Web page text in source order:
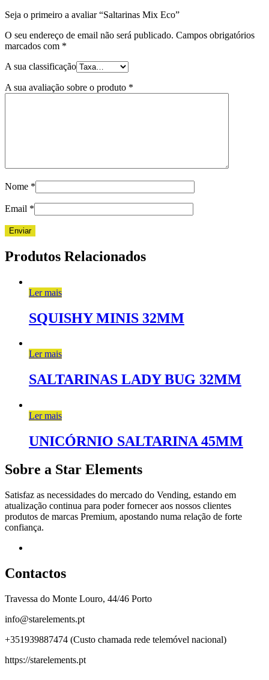
Seja o primeiro a avaliar “Saltarinas Mix Eco”
O seu endereço de email não será publicado. Campos obrigatórios
marcados com *
A sua classificação
A sua avaliação sobre o produto *
Nome *
Email *
Produtos Relacionados
Ler mais
SQUISHY MINIS 32MM
Ler mais
SALTARINAS LADY BUG 32MM
Ler mais
UNICÓRNIO SALTARINA 45MM
Sobre a Star Elements
Satisfaz as necessidades do mercado do Vending, estando em
atualização continua para poder fornecer aos nossos clientes
produtos de marcas Premium, apostando numa relação de forte
confiança.
Contactos
Travessa do Monte Louro, 44/46 Porto
info@starelements.pt
+351939887474 (Custo chamada rede telemóvel nacional)
https://starelements.pt